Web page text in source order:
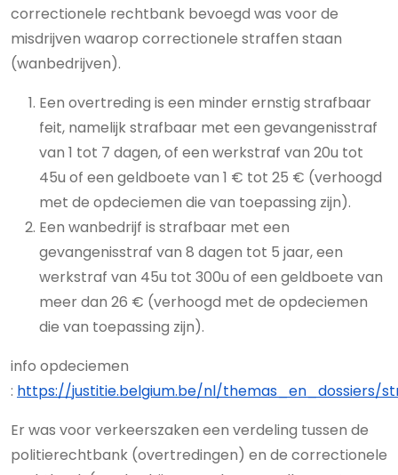
correctionele rechtbank bevoegd was voor de
misdrijven waarop correctionele straffen staan
(wanbedrijven).
Een overtreding is een minder ernstig strafbaar
feit, namelijk strafbaar met een gevangenisstraf
van 1 tot 7 dagen, of een werkstraf van 20u tot
45u of een geldboete van 1 € tot 25 € (verhoogd
met de opdeciemen die van toepassing zijn).
Een wanbedrijf is strafbaar met een
gevangenisstraf van 8 dagen tot 5 jaar, een
werkstraf van 45u tot 300u of een geldboete van
meer dan 26 € (verhoogd met de opdeciemen
die van toepassing zijn).
info opdeciemen
: https://justitie.belgium.be/nl/
Er was voor verkeerszaken een verdeling tussen de
politierechtbank (overtredingen) en de correctionele